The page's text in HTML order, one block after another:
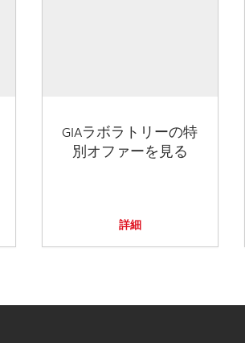
GIAラボラトリーの特
別オファーを見る
詳細